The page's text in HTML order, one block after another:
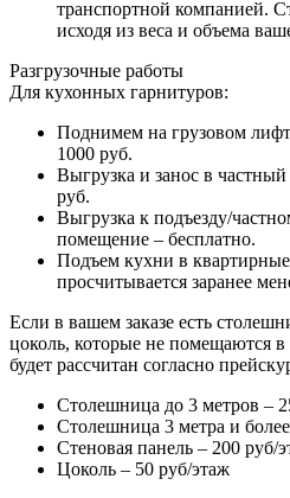
транспортной компанией.
исходя из веса и объема
Разгрузочные работы
Для кухонных гарнитуров:
Поднимем на грузовом
1000 руб.
Выгрузка и занос в
руб.
Выгрузка к подъезду/
помещение – бесплатно.
Подъем кухни в
просчитывается заранее
Если в вашем заказе есть
цоколь, которые не помещаются
будет рассчитан согласно
Столешница до 3 метров –
Столешница 3 метра и
Стеновая панель – 200 руб/
Цоколь – 50 руб/этаж